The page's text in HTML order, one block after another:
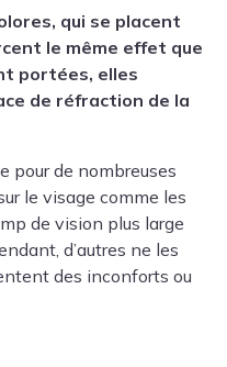
qui se placent
le même effet que
portées, elles
de réfraction de la
pour de nombreuses
le visage comme les
de vision plus large
d’autres ne les
des inconforts ou